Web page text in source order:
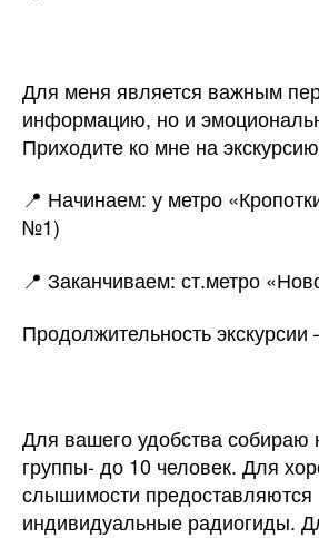
Для меня является важным
информацию, но и
Приходите ко мне на
📍 Начинаем: у метро
№1)
📍 Заканчиваем: ст.метро
Продолжительность экскурсии
Для вашего удобства собираю
группы- до 10 человек. Для
слышимости предоставляются
индивидуальные радиогиды.